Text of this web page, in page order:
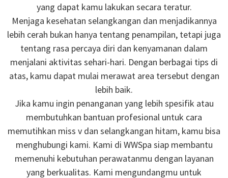
yang dapat kamu lakukan secara teratur.
Menjaga kesehatan selangkangan dan menjadikannya
lebih cerah bukan hanya tentang penampilan, tetapi juga
tentang rasa percaya diri dan kenyamanan dalam
menjalani aktivitas sehari-hari. Dengan berbagai tips di
atas, kamu dapat mulai merawat area tersebut dengan
lebih baik.
Jika kamu ingin penanganan yang lebih spesifik atau
membutuhkan bantuan profesional untuk cara
memutihkan miss v dan selangkangan hitam, kamu bisa
menghubungi kami. Kami di WWSpa siap membantu
memenuhi kebutuhan perawatanmu dengan layanan
yang berkualitas. Kami mengundangmu untuk